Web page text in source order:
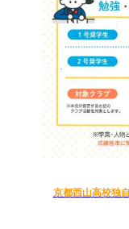
京都西山高校独